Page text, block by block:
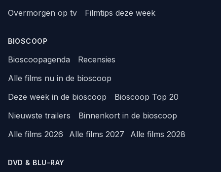
Overmorgen op tv
Filmtips deze week
BIOSCOOP
Bioscoopagenda
Recensies
Alle films nu in de bioscoop
Deze week in de bioscoop
Bioscoop Top 20
Nieuwste trailers
Binnenkort in de bioscoop
Alle films 2026
Alle films 2027 Alle films 2028
DVD & BLU-RAY